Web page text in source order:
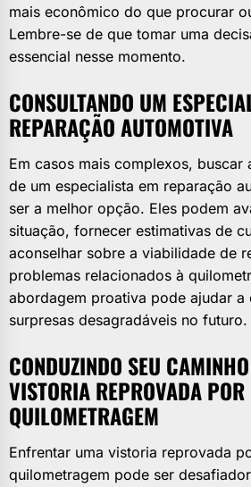
mais econômico do que procurar
Lembre-se de que tomar uma
essencial nesse momento.
CONSULTANDO UM
REPARAÇÃO AUTOMOTIVA
Em casos mais complexos, buscar
de um especialista em reparação
ser a melhor opção. Eles podem
situação, fornecer estimativas de
aconselhar sobre a viabilidade de
problemas relacionados à
abordagem proativa pode ajudar a
surpresas desagradáveis no futuro.
CONDUZINDO SEU
VISTORIA REPROVADA POR
QUILOMETRAGEM
Enfrentar uma vistoria reprovada
quilometragem pode ser